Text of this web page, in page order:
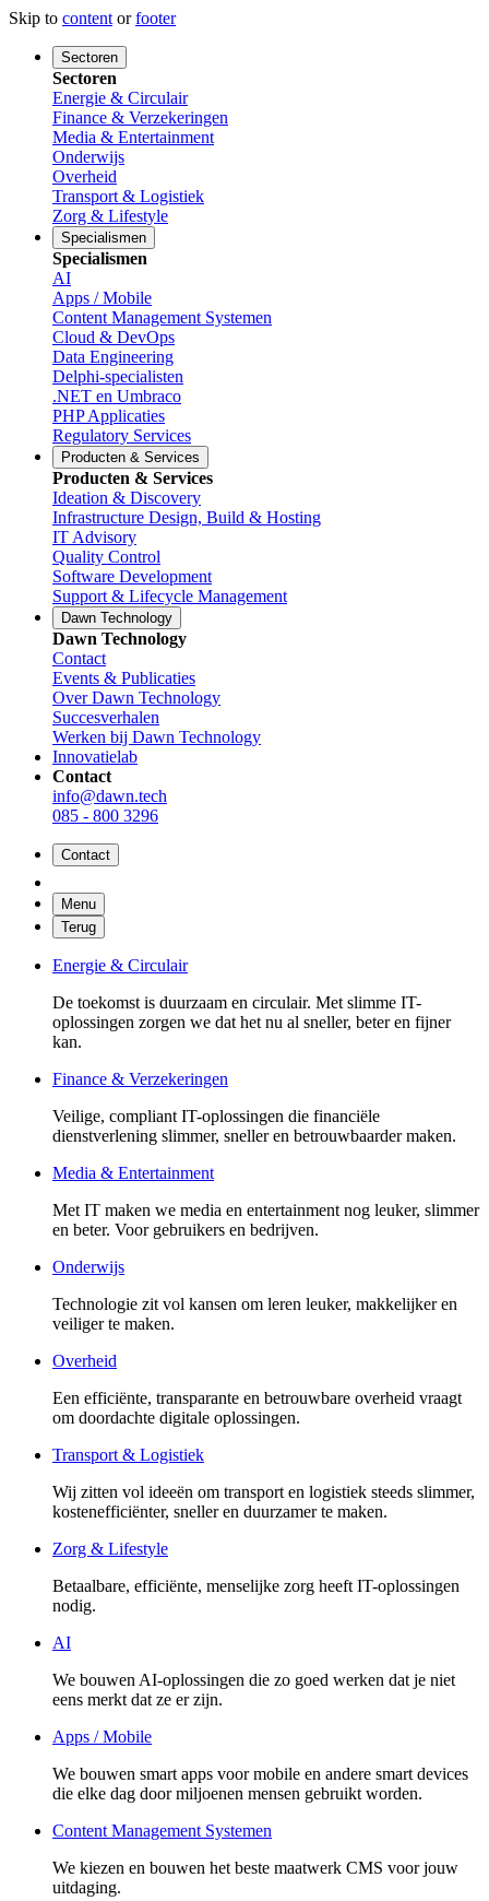
Skip to content orfooter
Sectoren
Sectoren
Energie & Circulair
Finance & Verzekeringen
Media & Entertainment
Onderwijs
Overheid
Transport & Logistiek
Zorg & Lifestyle
Specialismen
Specialismen
AI
Apps / Mobile
Content Management Systemen
Cloud & DevOps
Data Engineering
Delphi-specialisten
.NET en Umbraco
PHP Applicaties
Regulatory Services
Producten & Services
Producten & Services
Ideation & Discovery
Infrastructure Design, Build & Hosting
IT Advisory
Quality Control
Software Development
Support & Lifecycle Management
Dawn Technology
Dawn Technology
Contact
Events & Publicaties
Over Dawn Technology
Succesverhalen
Werken bij Dawn Technology
Innovatielab
Contact
info@dawn.tech
085 - 800 3296
Contact
Menu
Terug
Energie & Circulair
De toekomst is duurzaam en circulair. Met slimme IT-
oplossingen zorgen we dat het nu al sneller, beter en fijner
kan.
Finance & Verzekeringen
Veilige, compliant IT-oplossingen die financiële
dienstverlening slimmer, sneller en betrouwbaarder maken.
Media & Entertainment
Met IT maken we media en entertainment nog leuker, slimmer
en beter. Voor gebruikers en bedrijven.
Onderwijs
Technologie zit vol kansen om leren leuker, makkelijker en
veiliger te maken.
Overheid
Een efficiënte, transparante en betrouwbare overheid vraagt
om doordachte digitale oplossingen.
Transport & Logistiek
Wij zitten vol ideeën om transport en logistiek steeds slimmer,
kostenefficiënter, sneller en duurzamer te maken.
Zorg & Lifestyle
Betaalbare, efficiënte, menselijke zorg heeft IT-oplossingen
nodig.
AI
We bouwen AI-oplossingen die zo goed werken dat je niet
eens merkt dat ze er zijn.
Apps / Mobile
We bouwen smart apps voor mobile en andere smart devices
die elke dag door miljoenen mensen gebruikt worden.
Content Management Systemen
We kiezen en bouwen het beste maatwerk CMS voor jouw
uitdaging.